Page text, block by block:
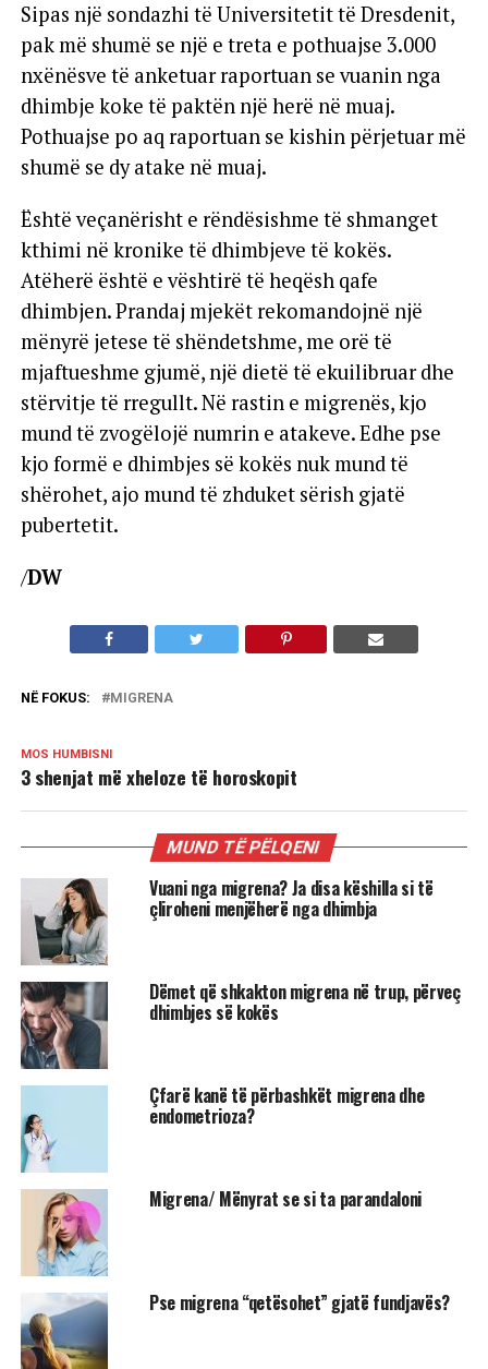
Sipas një sondazhi të Universitetit të Dresdenit,
pak më shumë se një e treta e pothuajse 3.000
nxënësve të anketuar raportuan se vuanin nga
dhimbje koke të paktën një herë në muaj.
Pothuajse po aq raportuan se kishin përjetuar më
shumë se dy atake në muaj.
Është veçanërisht e rëndësishme të shmanget
kthimi në kronike të dhimbjeve të kokës.
Atëherë është e vështirë të heqësh qafe
dhimbjen. Prandaj mjekët rekomandojnë një
mënyrë jetese të shëndetshme, me orë të
mjaftueshme gjumë, një dietë të ekuilibruar dhe
stërvitje të rregullt. Në rastin e migrenës, kjo
mund të zvogëlojë numrin e atakeve. Edhe pse
kjo formë e dhimbjes së kokës nuk mund të
shërohet, ajo mund të zhduket sërish gjatë
pubertetit.
/DW
NË FOKUS: MIGRENA
MOS HUMBISNI
3 shenjat më xheloze të horoskopit
MUND TË PËLQENI
Vuani nga migrena? Ja disa këshilla si të
çliroheni menjëherë nga dhimbja
Dëmet që shkakton migrena në trup, përveç
dhimbjes së kokës
Çfarë kanë të përbashkët migrena dhe
endometrioza?
Migrena/ Mënyrat se si ta parandaloni
Pse migrena “qetësohet” gjatë fundjavës?